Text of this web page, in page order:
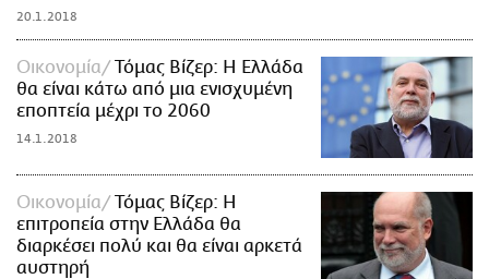
20.1.2018
Οικονομία
Τόμας Βίζερ: Η Ελλάδα
θα είναι κάτω από μια ενισχυμένη
εποπτεία μέχρι το 2060
14.1.2018
Οικονομία
Τόμας Βίζερ: Η
επιτροπεία στην Ελλάδα θα
διαρκέσει πολύ και θα είναι αρκετά
αυστηρή